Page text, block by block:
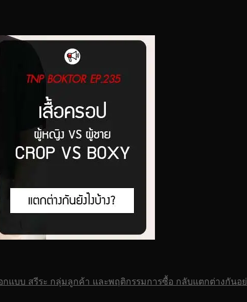
อกแบบ สรีระ กลุ่มลูกค้า และพฤติกรรมการซื้อ กลับแตกต่างกัน